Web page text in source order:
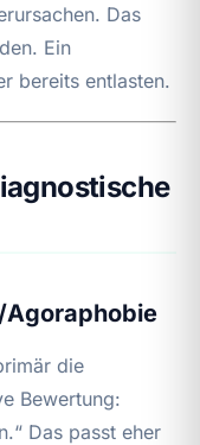
Das
Ein
bereits entlasten.
Agoraphobie
die
Bewertung:
Das passt eher